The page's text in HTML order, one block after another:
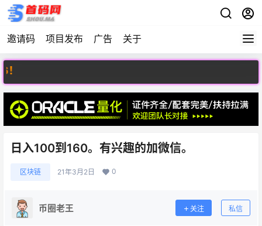
邀请码 项目发布 广告 关于
日入100到160。有兴趣的加微信。
区块链 21年3月2日 0
币圈老王 关注 私信